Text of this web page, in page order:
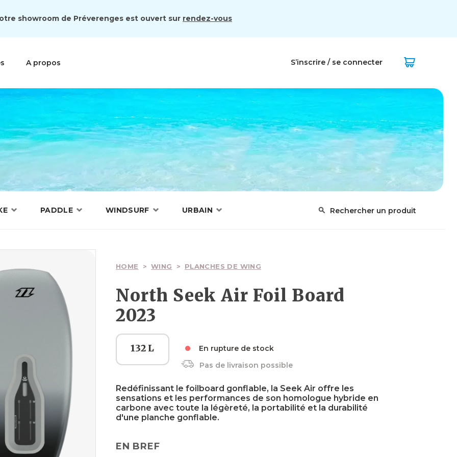
showroom de Préverenges est ouvert sur rendez-vous
A propos S’inscrire / se connecter
PADDLE WINDSURF URBAIN
Planches
Boardbags
Planches
Boardbags
Foils
Wakefoils
Palonniers
Néoprènes
Planches
Boardbags
Textiles
HOME > WING > PLANCHES DE WING
North Seek Air Foil Board
2023
132 L
En rupture de stock
Pas de livraison possible
Redéfinissant le foilboard gonflable, la Seek Air offre les
sensations et les performances de son homologue hybride en
carbone avec toute la légèreté, la portabilité et la durabilité
d'une planche gonflable.
EN BREF